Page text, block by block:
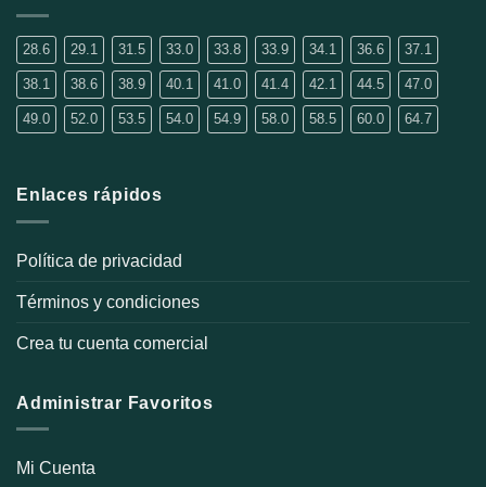
28.6 29.1 31.5 33.0 33.8 33.9 34.1 36.6 37.1
38.1 38.6 38.9 40.1 41.0 41.4 42.1 44.5 47.0
49.0 52.0 53.5 54.0 54.9 58.0 58.5 60.0 64.7
Enlaces rápidos
Política de privacidad
Términos y condiciones
Crea tu cuenta comercial
Administrar Favoritos
Mi Cuenta